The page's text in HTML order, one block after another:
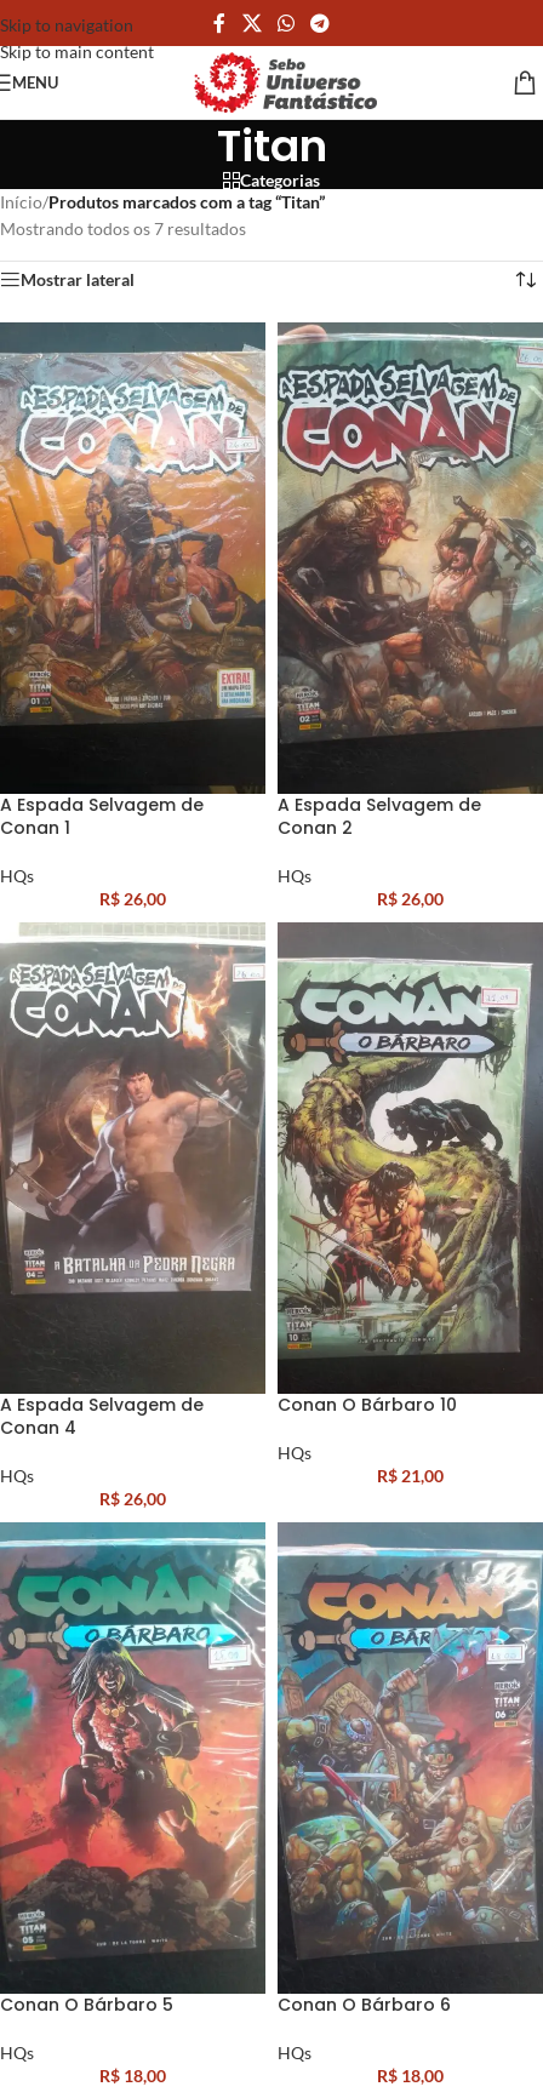
Skip to navigation
Skip to main content
MENU
Titan
Categorias
Início/Produtos marcados com a tag “Titan”
Mostrando todos os 7 resultados
Mostrar lateral
A Espada Selvagem de
Conan 1
HQs
R$ 26,00
A Espada Selvagem de
Conan 2
HQs
R$ 26,00
A Espada Selvagem de
Conan 4
HQs
R$ 26,00
Conan O Bárbaro 10
HQs
R$ 21,00
Conan O Bárbaro 5
HQs
R$ 18,00
Conan O Bárbaro 6
HQs
R$ 18,00